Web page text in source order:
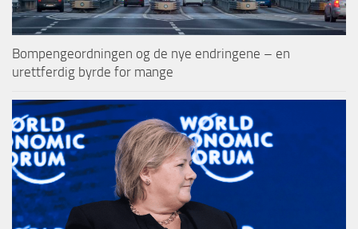
Bompengeordningen og de nye endringene – en
urettferdig byrde for mange